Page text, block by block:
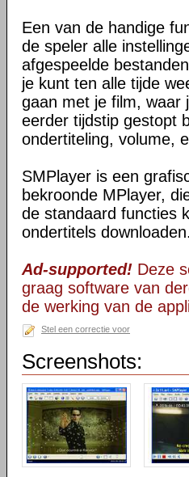
Een van de handige
de speler alle
afgespeelde
je kunt ten alle tijde
gaan met je film, waar
eerder tijdstip gestopt
ondertiteling, volume,
SMPlayer is een
bekroonde MPlayer,
de standaard functies
ondertitels downloaden.
Ad-supported! Deze
graag software van
de werking van de
Stel een correctie voor
Screenshots: